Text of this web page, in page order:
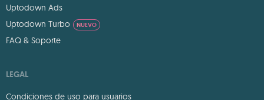
Uptodown Ads
Uptodown Turbo
NUEVO
FAQ & Soporte
LEGAL
Condiciones de uso para usuarios